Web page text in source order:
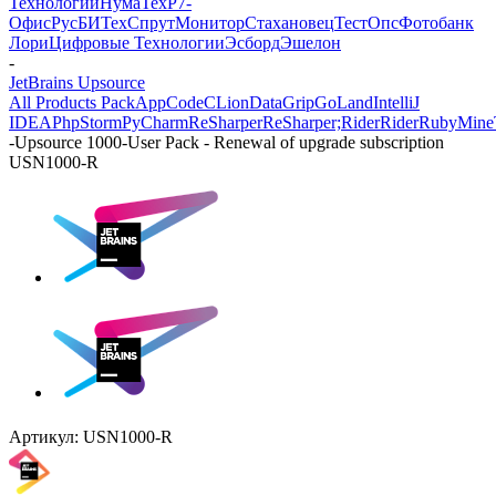
ОфисРусБИТехСпрутМониторСтахановецТестОпсФотобанк
ЛориЦифровые ТехнологииЭсбордЭшелон
-
JetBrains Upsource
All Products PackAppCodeCLionDataGripGoLandIntelliJ
IDEAPhpStormPyCharmReSharperReSharper;RiderRiderRubyMine
-Upsource 1000-User Pack - Renewal of upgrade subscription
USN1000-R
Артикул: USN1000-R